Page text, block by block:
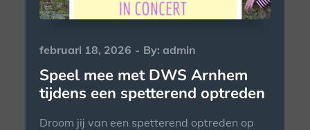
Posted
on
februari 18, 2026 By:admin
Speel mee met DWS Arnhem
tijdens een spetterend optreden
Droom jij van een spetterend optreden op